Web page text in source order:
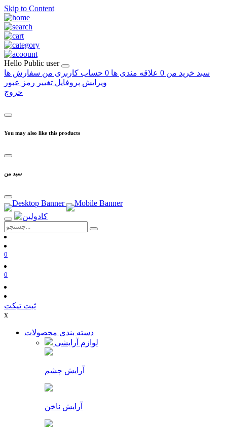
Skip to Content
Hello Public user
سبد خرید من 0 علاقه مندی ها 0 حساب کاربری من سفارش ها
ویرایش پروفایل تغییر رمز عبور
خروج
You may also like this products
سبد من
0
0
ثبت تیکت
x
دسته بندی محصولات
لوازم آرایشی
آرایش چشم
آرایش ناخن